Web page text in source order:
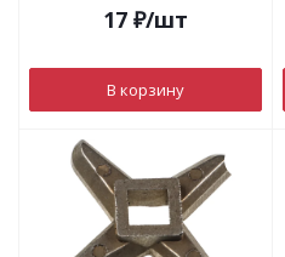
17 ₽/шт
В корзину